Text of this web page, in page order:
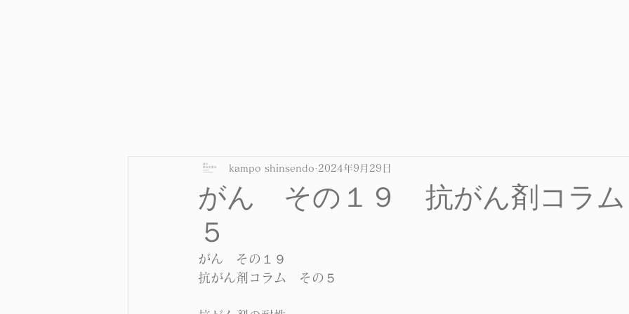
がん その１９ 抗がん剤コラ
５
kampo shinsendo 2024年9月29日
がん　その１９
抗がん剤コラム　その５